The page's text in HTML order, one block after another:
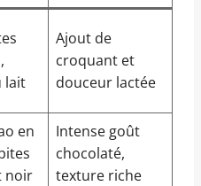
lait
Ajout de
croquant et
douceur lactée
en
noir
Intense goût
chocolaté,
texture riche